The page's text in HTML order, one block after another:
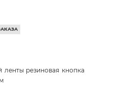
резиновая кнопка